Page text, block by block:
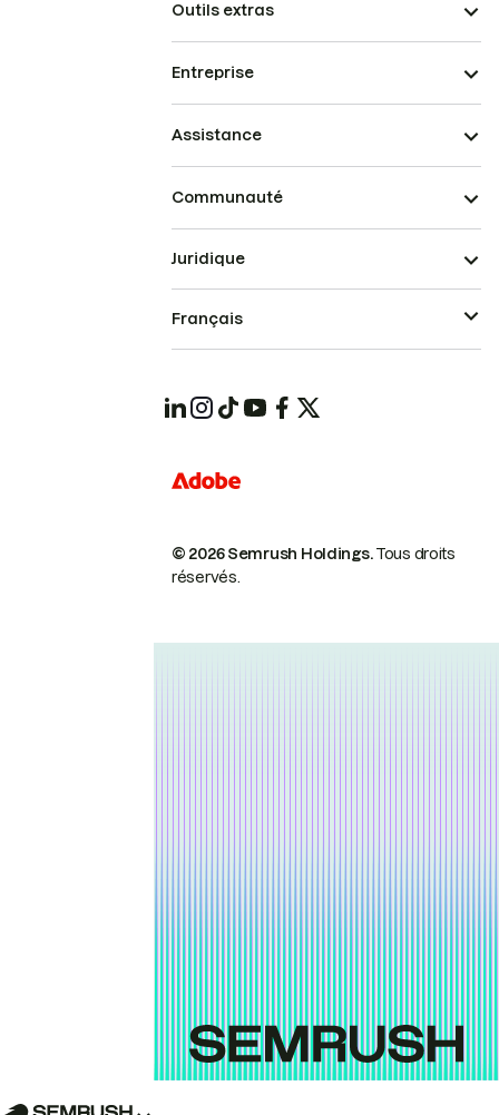
Outils extras
Entreprise
Assistance
Communauté
© 2026 Semrush Holdings.Tous droits
réservés.
Juridique
Français